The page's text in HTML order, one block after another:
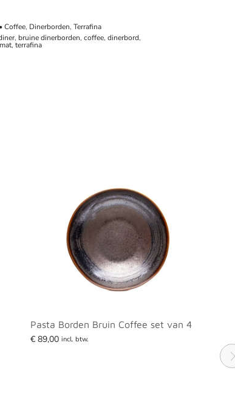
Coffee, Dinerborden, Terrafina
, bruine dinerborden, coffee, dinerbord,
mat, terrafina
Pasta Borden Bruin Coffee set van 4
€ 89,00 incl. btw.